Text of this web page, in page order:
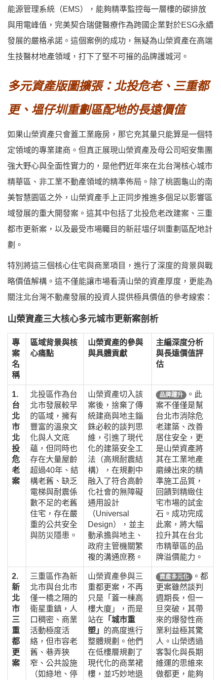
能源管理系統（EMS），能夠精準監控每一層樓的碳排放
與用電峰值，完美契合瑞健醫療作為跨國企業對於ESG永續
發展的嚴格承諾。這個案例的成功，無疑為山榮資產在高端
生技醫材地產領域，打下了堅不可摧的品牌護城河。
多元資產版圖擴張：北投危老、三重都
更、塭仔圳重劃區配地的長遠價值
如果山榮資產只會蓋工業廠房，那它充其量只能算是一個特
定領域的專業建商。但真正展現山榮資產及母公司昭安集團
強大野心與全面性實力的，是他們近年來在北台灣核心城市
精華區、非工業不動產領域的精準佈局。除了桃園龜山的南
美智慧園區之外，山榮資產手上正同步推進多個足以影響區
域發展的重大開發案。這其中包括了北投危老改建案 、 三重
都市更新案 ，以及最受市場矚目的新莊塭仔圳重劃區配地計
劃 。
特別將這三個核心住宅與商業項目，進行了深度的背景與戰
略價值解構。這不僅能讓市場看清山榮的資產厚度，更能為
關注北台灣不動產發展的投資人提供極具價值的參考線索：
山榮資產三大核心多元城市更新案剖析
專
案
名
稱
區域背景與核
心痛點
山榮資產的參與
與具體貢獻
主編深度分析
與長遠價值評
估
1.
台
北
市
北
投
危
老
案
北投區作為台
北市發展較早
的區域，擁有
豐富的溫泉文
化與人文底
蘊，但同時也
存在大量屋齡
超過40年、結
構老舊、缺乏
電梯與耐震係
數不足的老舊
住宅，存在嚴
重的公共安全
與防災隱患。
山榮資產切入該
案後，捨棄了傳
統建商與地主錙
銖必較的談判思
維，引進了現代
化的建築安全工
法（高規耐震結
構），在規劃中
融入了符合高齡
化社會的無障礙
通用設計
（Universal
Design），並主
動承擔與地主、
政府主管機關繁
複的溝通庶務。
品牌躍升
。此
案不僅僅是幫
台北市消除危
老建築、改善
居住安全，更
是山榮資產將
其在工業地產
磨練出來的精
準施工品質，
回饋到精緻住
宅市場的試金
石。成功完成
此案，將大幅
拉升其在台北
市精華區的品
牌溢價能力。
2.
新
北
市
三
重
都
更
案
三重區作為新
北市與台北市
僅一橋之隔的
衛星重鎮，人
口稠密、商業
活動極度活
絡，但市容老
舊、巷弄狹
窄、公共設施
（如綠地、停
山榮資產參與三
重都更案，不再
只是「蓋一棟高
樓大廈」，而是
站在 「城市重
塑」 的高度進行
整體規劃。他們
在低樓層規劃了
現代化的商業裙
樓，並巧妙地退
資產多元化
。都
更案雖然談判
週期長，但一
旦突破，其帶
來的爆發性商
業利益極其驚
人。山榮透過
客製化與長期
維運的思維來
做都更，能夠